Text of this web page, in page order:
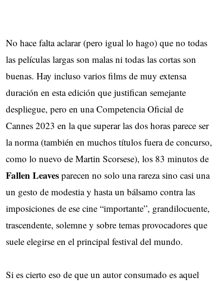
No hace falta aclarar (pero igual lo hago) que no todas
las películas largas son malas ni todas las cortas son
buenas. Hay incluso varios films de muy extensa
duración en esta edición que justifican semejante
despliegue, pero en una Competencia Oficial de
Cannes 2023 en la que superar las dos horas parece ser
la norma (también en muchos títulos fuera de concurso,
como lo nuevo de Martin Scorsese), los 83 minutos de
Fallen Leaves parecen no solo una rareza sino casi una
un gesto de modestia y hasta un bálsamo contra las
imposiciones de ese cine “importante”, grandilocuente,
trascendente, solemne y sobre temas provocadores que
suele elegirse en el principal festival del mundo.
Si es cierto eso de que un autor consumado es aquel